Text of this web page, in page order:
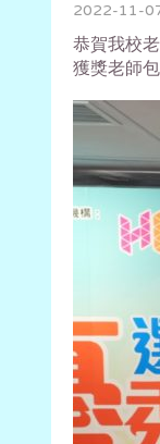
2022-11-
恭賀我校
獲獎老師